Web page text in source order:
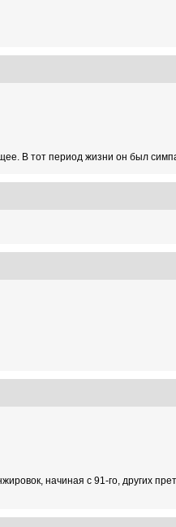
В тот период жизни он был
начиная с 91-го, других